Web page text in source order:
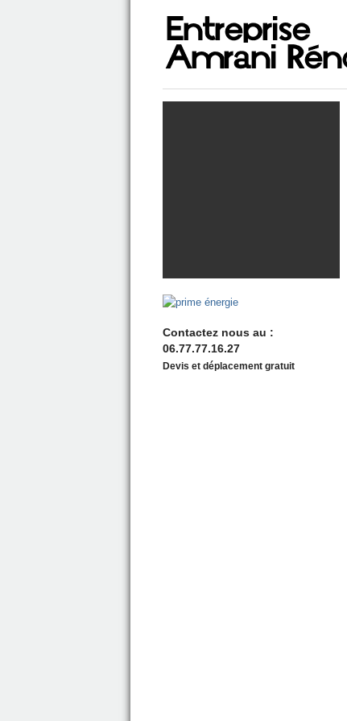
Contactez nous au :
06.77.77.16.27
Devis et déplacement gratuit